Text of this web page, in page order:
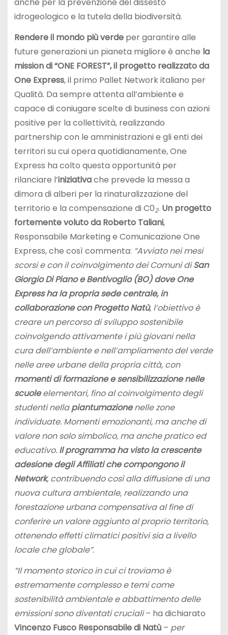
idrogeologico e la tutela della biodiversità.
Rendere il mondo più verdeper garantire alle
future generazioni un pianeta migliore è anche la
mission di “ONE FOREST”, il progetto realizzato da
One Express, il primo Pallet Network italiano per
Qualità. Da sempre attenta all’ambiente e
capace di coniugare scelte di business con azioni
positive per la collettività, realizzando
partnership con le amministrazioni e gli enti dei
territori su cui opera quotidianamente, One
Express ha colto questa opportunità per
rilanciare l’iniziativache prevede la messa a
dimora di alberi per la rinaturalizzazione del
territorio e la compensazione di C02. Un progetto
fortemente voluto da Roberto Taliani,
Responsabile Marketing e Comunicazione One
Express, che così commenta: “Avviato nei mesi
scorsi e con il coinvolgimento dei Comuni diSan
Giorgio Di Piano e Bentivoglio (BO) dove One
Express ha la propria sede centrale, in
collaborazione con Progetto Natù, l’obiettivo è
creare un percorso di sviluppo sostenibile
coinvolgendo attivamente i più giovani nella
cura dell’ambiente e nell’ampliamento del verde
nelle aree urbane della propria città, con
momenti di formazione e sensibilizzazione nelle
scuoleelementari, fino al coinvolgimento degli
studenti nellapiantumazionenelle zone
individuate. Momenti emozionanti, ma anche di
valore non solo simbolico, ma anche pratico ed
educativo. Il programma ha visto la crescente
adesione degli Affiliati che compongono il
Network, contribuendo così alla diffusione di una
nuova cultura ambientale, realizzando una
forestazione urbana compensativa al fine di
conferire un valore aggiunto al proprio territorio,
ottenendo effetti climatici positivi sia a livello
locale che globale”.
“Il momento storico in cui ci troviamo è
estremamente complesso e temi come
sostenibilità ambientale e abbattimento delle
emissioni sono diventati cruciali– ha dichiarato
Vincenzo Fusco Responsabile di Natù– per